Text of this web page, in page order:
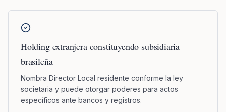
Holding extranjera constituyendo subsidiaria
brasileña
Nombra Director Local residente conforme la ley
societaria y puede otorgar poderes para actos
específicos ante bancos y registros.